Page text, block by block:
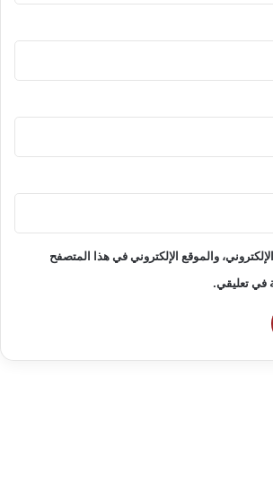
والموقع الإلكتروني في هذا المتصفح
في تعليقي.